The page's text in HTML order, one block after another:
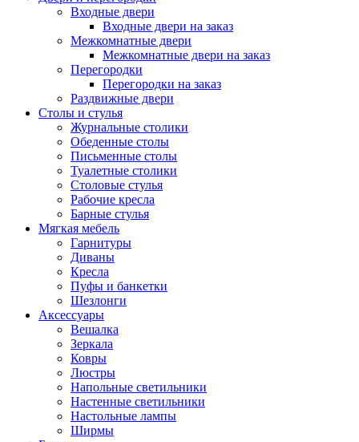
Входные двери
Входные двери на заказ
Межкомнатные двери
Межкомнатные двери на заказ
Перегородки
Перегородки на заказ
Раздвижные двери
Столы и стулья
Журнальные столики
Обеденные столы
Письменные столы
Туалетные столики
Столовые стулья
Рабочие кресла
Барные стулья
Мягкая мебель
Гарнитуры
Диваны
Кресла
Пуфы и банкетки
Шезлонги
Аксессуары
Вешалка
Зеркала
Ковры
Люстры
Напольные светильники
Настенные светильники
Настольные лампы
Ширмы